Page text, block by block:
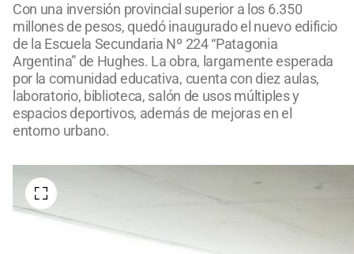
Con una inversión provincial superior a los 6.350
millones de pesos, quedó inaugurado el nuevo edificio
de la Escuela Secundaria Nº 224 “Patagonia
Argentina” de Hughes. La obra, largamente esperada
por la comunidad educativa, cuenta con diez aulas,
laboratorio, biblioteca, salón de usos múltiples y
espacios deportivos, además de mejoras en el
entorno urbano.